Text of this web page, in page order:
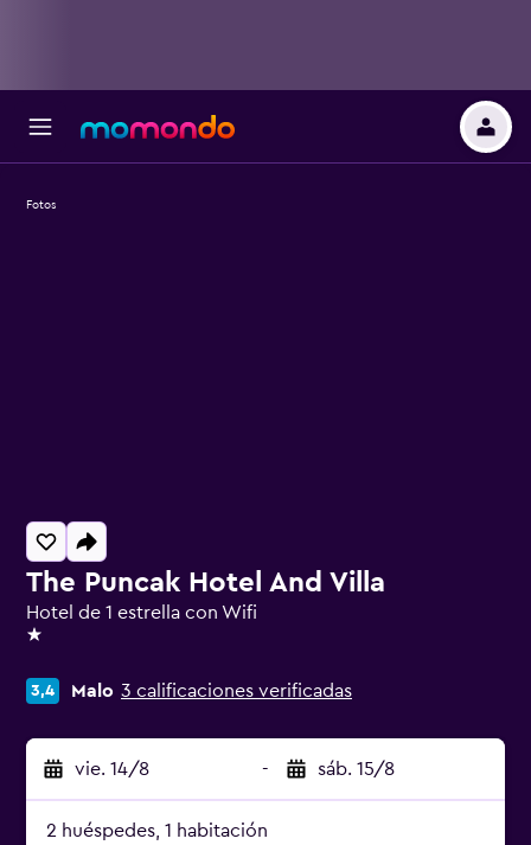
The Puncak Hotel And Villa
Hotel de 1 estrella con Wifi
1 estrella
3,4 Malo 3 calificaciones verificadas
vie. 14/8 - sáb. 15/8
2 huéspedes, 1 habitación
Fotos